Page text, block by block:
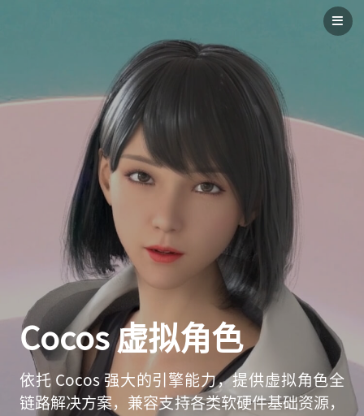
Cocos 虚拟角色
依托 Cocos 强大的引擎能力，提供虚拟角色全
链路解决方案，兼容支持各类软硬件基础资源，